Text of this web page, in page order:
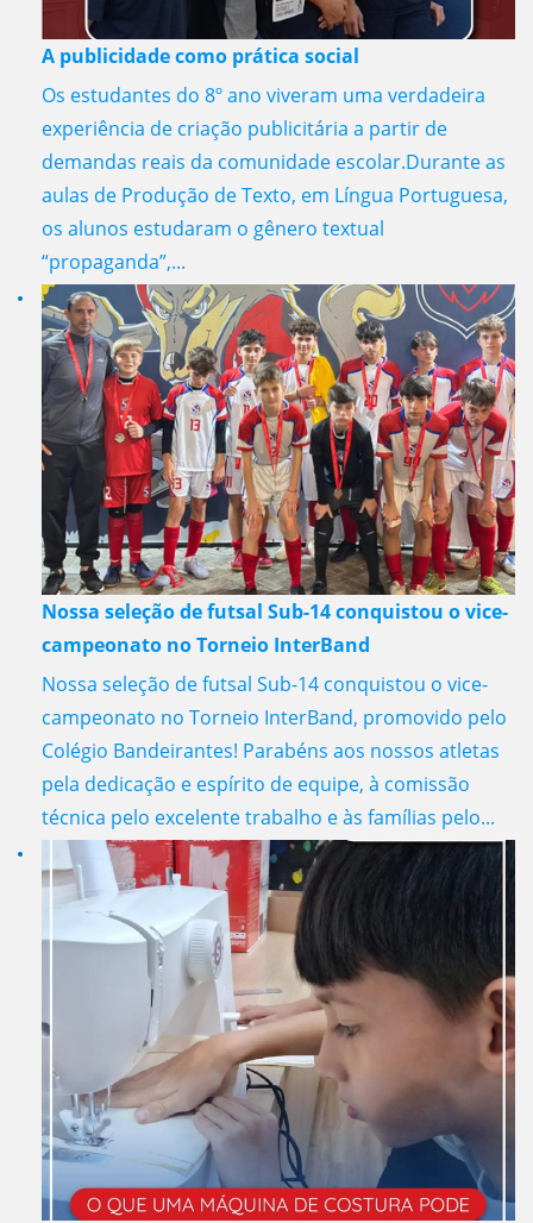
A publicidade como prática social
Os estudantes do 8º ano viveram uma verdadeira
experiência de criação publicitária a partir de
demandas reais da comunidade escolar.Durante as
aulas de Produção de Texto, em Língua Portuguesa,
os alunos estudaram o gênero textual
“propaganda”,...
Nossa seleção de futsal Sub-14 conquistou o vice-
campeonato no Torneio InterBand
Nossa seleção de futsal Sub-14 conquistou o vice-
campeonato no Torneio InterBand, promovido pelo
Colégio Bandeirantes! Parabéns aos nossos atletas
pela dedicação e espírito de equipe, à comissão
técnica pelo excelente trabalho e às famílias pelo...